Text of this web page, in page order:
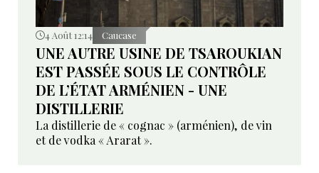
4 Août 12:14 Caucase
UNE AUTRE USINE DE TSAROUKIAN
EST PASSÉE SOUS LE CONTRÔLE
DE L’ÉTAT ARMÉNIEN - UNE
DISTILLERIE
La distillerie de « cognac » (arménien), de vin
et de vodka « Ararat ».